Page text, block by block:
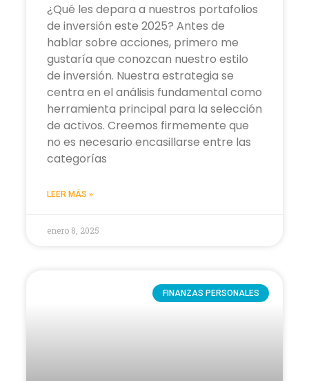
¿Qué les depara a nuestros portafolios
de inversión este 2025? Antes de
hablar sobre acciones, primero me
gustaría que conozcan nuestro estilo
de inversión. Nuestra estrategia se
centra en el análisis fundamental como
herramienta principal para la selección
de activos. Creemos firmemente que
no es necesario encasillarse entre las
categorías
LEER MÁS »
enero 8, 2025
FINANZAS PERSONALES